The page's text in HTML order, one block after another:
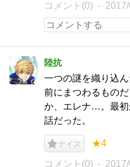
コメント(0)
陸抗
一つの謎を織り込
前にまつわるもの
か、エレナ…。最初
話だった。
ナイス ★4
コメント(0)